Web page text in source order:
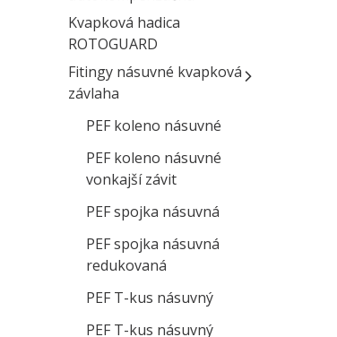
Kvapková hadica
ROTOGUARD
Fitingy násuvné kvapková
závlaha
PEF koleno násuvné
PEF koleno násuvné
vonkajší závit
PEF spojka násuvná
PEF spojka násuvná
redukovaná
PEF T-kus násuvný
PEF T-kus násuvný